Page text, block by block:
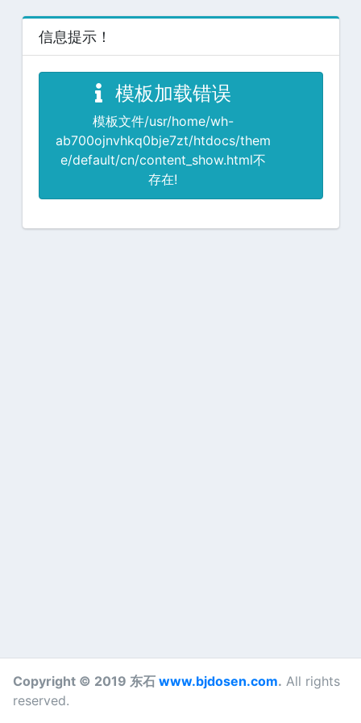
信息提示！
模板加载错误
模板文件/usr/home/wh-
ab700ojnvhkq0bje7zt/htdocs/them
e/default/cn/content_show.html不
存在!
Copyright © 2019 东石 www.bjdosen.com. All rights
reserved.